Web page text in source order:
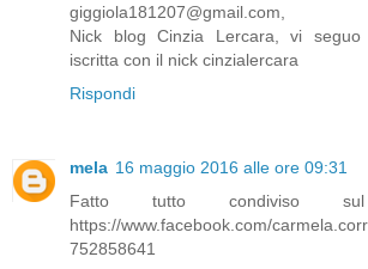
giggiola181207@gmail.com,
Nick blog Cinzia Lercara, vi
iscritta con il nick cinzialercara
Rispondi
mela 16 maggio 2016 alle ore 09:31
Fatto tutto condiviso
https://www.facebook.com/
752858641